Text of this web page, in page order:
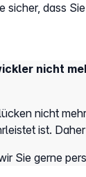
dass
nicht
nicht
ist.
Sie gerne